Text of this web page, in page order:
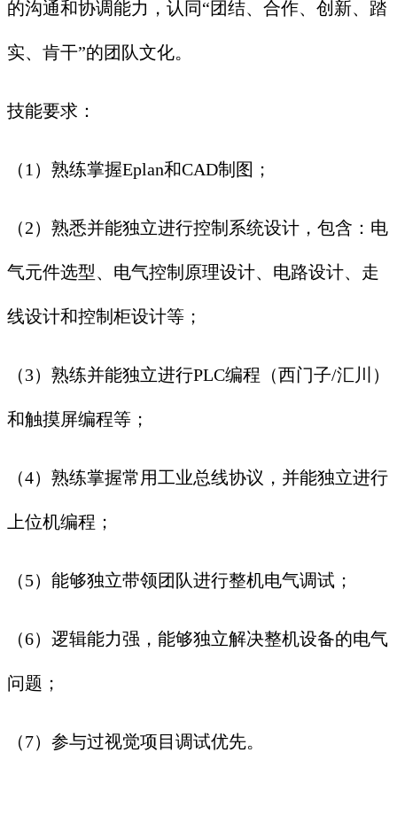
的沟通和协调能力，认同“团结、合作、创新、踏
实、肯干”的团队文化。
技能要求：
（1）熟练掌握Eplan和CAD制图；
（2）熟悉并能独立进行控制系统设计，包含：电
气元件选型、电气控制原理设计、电路设计、走
线设计和控制柜设计等；
（3）熟练并能独立进行PLC编程（西门子/汇川）
和触摸屏编程等；
（4）熟练掌握常用工业总线协议，并能独立进行
上位机编程；
（5）能够独立带领团队进行整机电气调试；
（6）逻辑能力强，能够独立解决整机设备的电气
问题；
（7）参与过视觉项目调试优先。